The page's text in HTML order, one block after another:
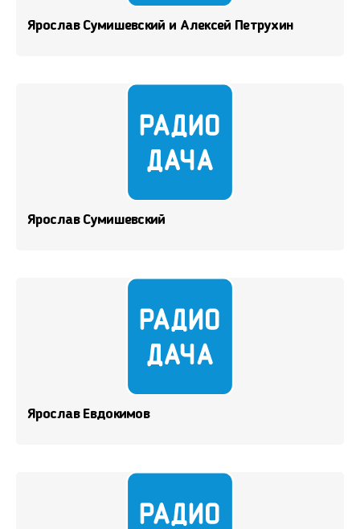
Ярослав Сумишевский и Алексей Петрухин
Ярослав Сумишевский
Ярослав Евдокимов